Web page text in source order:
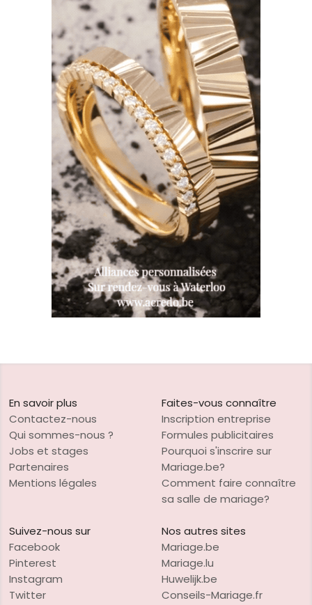
En savoir plus
Contactez-nous
Qui sommes-nous ?
Jobs et stages
Partenaires
Mentions légales
Faites-vous connaître
Inscription entreprise
Formules publicitaires
Pourquoi s'inscrire sur
Mariage.be?
Comment faire connaître
sa salle de mariage?
Suivez-nous sur
Facebook
Pinterest
Instagram
Twitter
Nos autres sites
Mariage.be
Mariage.lu
Huwelijk.be
Conseils-Mariage.fr